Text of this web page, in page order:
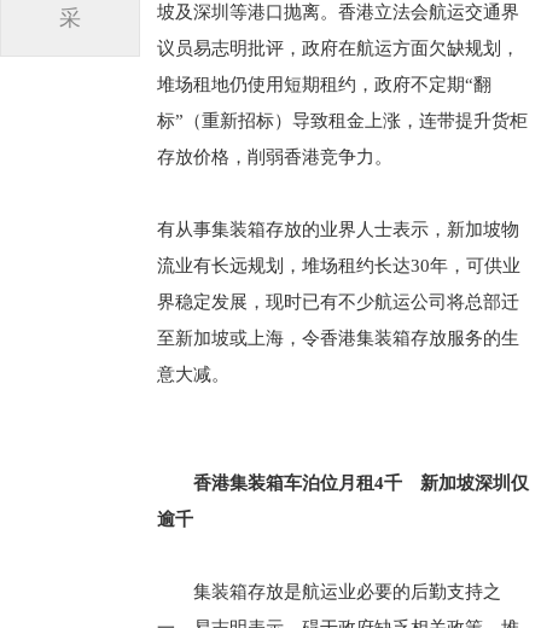
采
坡及深圳等港口抛离。香港立法会航运交通界
议员易志明批评，政府在航运方面欠缺规划，
堆场租地仍使用短期租约，政府不定期“翻
标”（重新招标）导致租金上涨，连带提升货柜
存放价格，削弱香港竞争力。
有从事集装箱存放的业界人士表示，新加坡物
流业有长远规划，堆场租约长达30年，可供业
界稳定发展，现时已有不少航运公司将总部迁
至新加坡或上海，令香港集装箱存放服务的生
意大减。
香港集装箱车泊位月租4千 新加坡深圳仅
逾千
集装箱存放是航运业必要的后勤支持之